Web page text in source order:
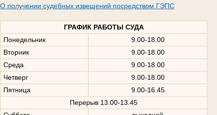
О получении судебных извещений посредством ГЭПС
ГРАФИК РАБОТЫ СУДА
Понедельник
9.00-18.00
Вторник
9.00-18.00
Среда
9.00-18.00
Четверг
9.00-18.00
Пятница
9.00-16.45
Перерыв 13.00-13.45